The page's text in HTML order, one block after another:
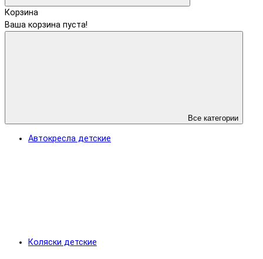
Корзина
Ваша корзина пуста!
Все категории
Автокресла детские
Коляски детские